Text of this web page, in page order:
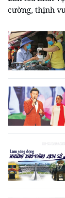
cường, thịnh